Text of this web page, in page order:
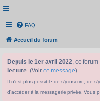
FAQ
Accueil du forum
Depuis le 1er avril 2022, ce
lecture. (Voir ce message)
Il n'est plus possible de s'y inscrire, de
d'accéder à la messagerie privée. Vous